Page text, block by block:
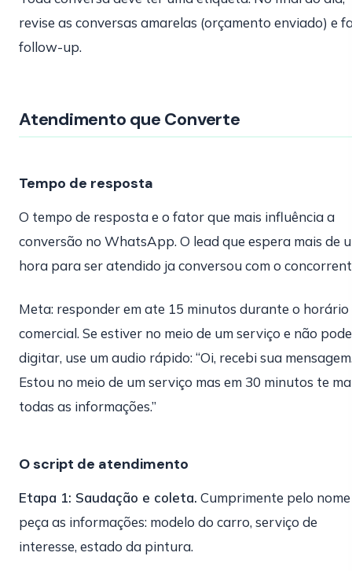
revise as conversas amarelas (orçamento enviado) e
follow-up.
Atendimento que Converte
Tempo de resposta
O tempo de resposta e o fator que mais influência a
conversão no WhatsApp. O lead que espera mais de
hora para ser atendido ja conversou com o
Meta: responder em ate 15 minutos durante o horário
comercial. Se estiver no meio de um serviço e não pode
digitar, use um audio rápido: “Oi, recebi sua
Estou no meio de um serviço mas em 30 minutos te
todas as informações.”
O script de atendimento
Etapa 1: Saudação e coleta. Cumprimente pelo
peça as informações: modelo do carro, serviço de
interesse, estado da pintura.